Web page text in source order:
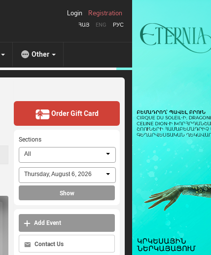
ՀԱՅ ENG РУС
Login Registration
Other
Order Gift Card
Sections
All
Thursday, August 6, 2026
Show
Add Event
Contact Us